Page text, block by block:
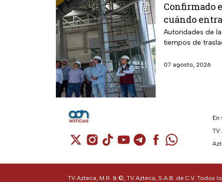
Confirmado
cuándo
Autoridades de
tiempos de
07 agosto, 2026
Cuenta de X / Twitter (se abre en una
Cuenta de Instagram (se abre en
Cuenta de TikTok (se abre en
Cuenta de YouTube (se
Cuenta de Telegram
Cuenta de
Cuenta de
En
TV
TV Azteca, M.R. & ©, TV Azteca, S.A.B. de C.V. Todos